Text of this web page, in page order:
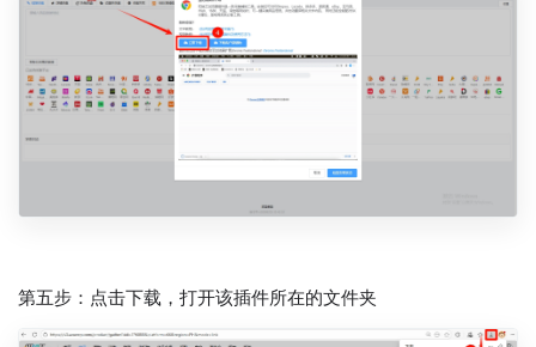
第五步：点击下载，打开该插件所在的文件夹